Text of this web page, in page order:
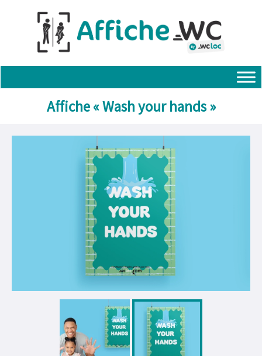
Affiche « Wash your hands »